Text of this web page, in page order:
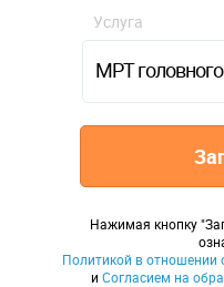
МРТ
Услуга
Нажимая кнопку
Политикой в отношении
и Согласием на